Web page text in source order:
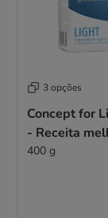
3 opções
Concept for
- Receita
400 g